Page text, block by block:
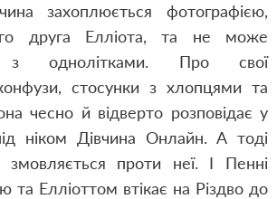
захоплюється фотографією,
друга Елліота, та не може
з однолітками. Про свої
стосунки з хлопцями та
чесно й відверто розповідає у
ніком Дівчина Онлайн. А тоді
змовляється проти неї. І Пенні
та Елліоттом втікає на Різдво до